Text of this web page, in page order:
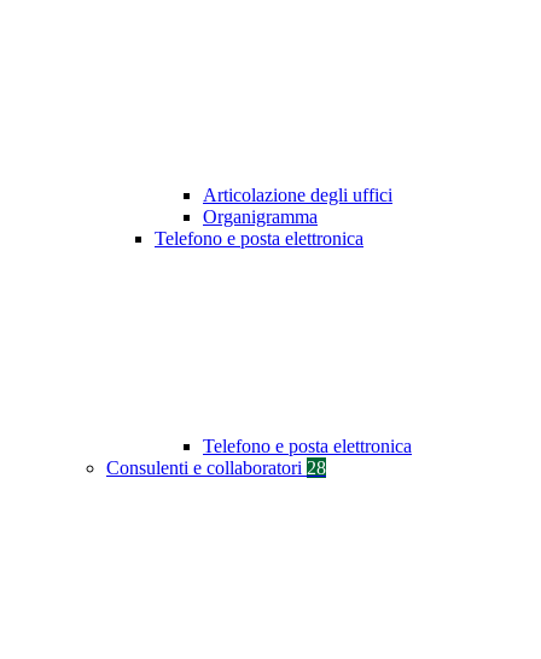
Articolazione degli uffici
Organigramma
Telefono e posta elettronica
Telefono e posta elettronica
Consulenti e collaboratori 28